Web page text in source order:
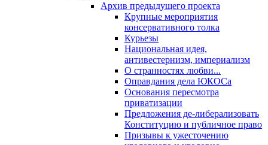
Архив предыдущего проекта
Крупные мероприятия
консервативного толка
Курьезы
Национальная идея,
антивестернизм, империализм
О странностях любви...
Оправдания дела ЮКОСа
Основания пересмотра
приватизации
Предложения де-либерализовать
Конституцию и публичное право
Призывы к ужесточению